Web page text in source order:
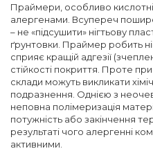
Праймери, особливо
алергенами. Всупереч
– не «підсушити» нігтьову
ґрунтовки. Праймер робить
сприяє кращій адгезії
стійкості покриття. Проте
склади можуть викликати
подразнення. Однією з
неповна полімеризація
потужність або закінчення
результаті чого алергенні
активними.